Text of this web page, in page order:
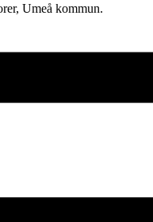
Umeå kommun.